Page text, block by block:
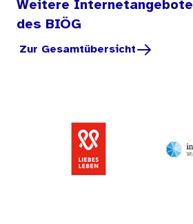
Weitere Internetangebote
des BIÖG
Zur Gesamtübersicht